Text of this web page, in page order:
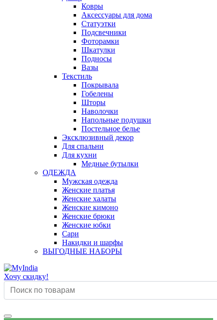
Ковры
Аксессуары для дома
Статуэтки
Подсвечники
Фоторамки
Шкатулки
Подносы
Вазы
Текстиль
Покрывала
Гобелены
Шторы
Наволочки
Напольные подушки
Постельное белье
Эксклюзивный декор
Для спальни
Для кухни
Медные бутылки
ОДЕЖДА
Мужская одежда
Женские платья
Женские халаты
Женские кимоно
Женские брюки
Женские юбки
Сари
Накидки и шарфы
ВЫГОДНЫЕ НАБОРЫ
Хочу скидку!